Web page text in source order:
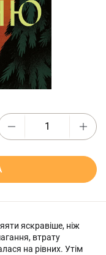
яскравіше, ніж
втрату
на рівних. Утім